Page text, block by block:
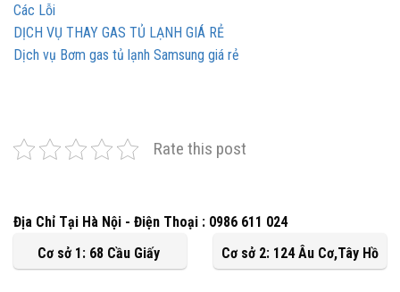
Các Lỗi
DỊCH VỤ THAY GAS TỦ LẠNH GIÁ RẺ
Dịch vụ Bơm gas tủ lạnh Samsung giá rẻ
Rate this post
Địa Chỉ Tại Hà Nội - Điện Thoại : 0986 611 024
Cơ sở 1: 68 Cầu Giấy
Cơ sở 2: 124 Âu Cơ,Tây Hồ